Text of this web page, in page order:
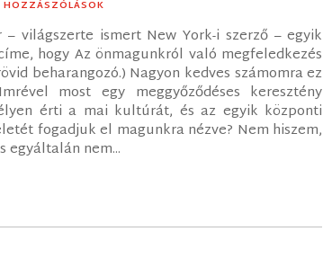
világszerte ismert New York-i szerző – egyik
hogy Az önmagunkról való megfeledkezés
beharangozó.) Nagyon kedves számomra ez
most egy meggyőződéses keresztény
érti a mai kultúrát, és az egyik központi
fogadjuk el magunkra nézve? Nem hiszem,
egyáltalán nem...